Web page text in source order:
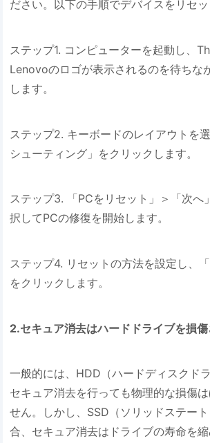
ださい。以下の手順でデバイスをリセッ
ステップ1. コンピューターを起動し、
Lenovoのロゴが表示されるのを待ちな
します。
ステップ2. キーボードのレイアウトを
シューティング」をクリックします。
ステップ3. 「PCをリセット」＞「次へ
択してPCの修復を開始します。
ステップ4. リセットの方法を設定し、
をクリックします。
2.セキュア消去はハードドライブを損傷
一般的には、HDD（ハードディスクド
セキュア消去を行っても物理的な損傷
せん。しかし、SSD（ソリッドステー
合、セキュア消去はドライブの寿命を